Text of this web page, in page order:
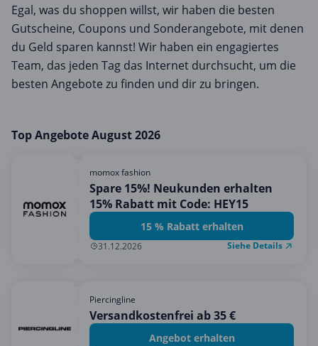
Egal, was du shoppen willst, wir haben die besten
Gutscheine, Coupons und Sonderangebote, mit denen
du Geld sparen kannst! Wir haben ein engagiertes
Team, das jeden Tag das Internet durchsucht, um die
besten Angebote zu finden und dir zu bringen.
Top Angebote August 2026
momox fashion
Spare 15%! Neukunden erhalten
15% Rabatt mit Code: HEY15
15 % Rabatt erhalten
31.12.2026 Siehe Details
Piercingline
Versandkostenfrei ab 35 €
Angebot erhalten